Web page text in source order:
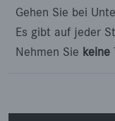
Gehen Sie bei
Es gibt auf jeder
Nehmen Sie keine